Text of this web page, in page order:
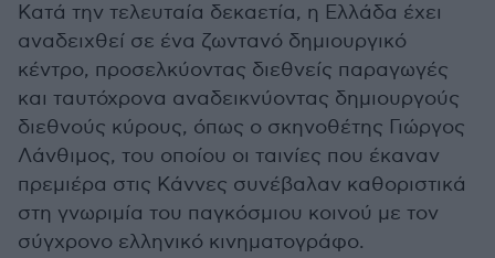
Κατά την τελευταία δεκαετία, η Ελλάδα έχει
αναδειχθεί σε ένα ζωντανό δημιουργικό
κέντρο, προσελκύοντας διεθνείς παραγωγές
και ταυτόχρονα αναδεικνύοντας δημιουργούς
διεθνούς κύρους, όπως ο σκηνοθέτης Γιώργος
Λάνθιμος, του οποίου οι ταινίες που έκαναν
πρεμιέρα στις Κάννες συνέβαλαν καθοριστικά
στη γνωριμία του παγκόσμιου κοινού με τον
σύγχρονο ελληνικό κινηματογράφο.